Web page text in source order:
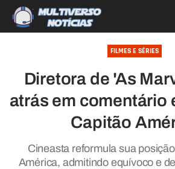
FILMES E SÉRIES
Diretora de 'As
atrás em comentário
Capitão
Cineasta reformula sua
América, admitindo equívoco e